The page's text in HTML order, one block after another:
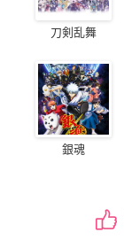
刀剣乱舞
銀魂